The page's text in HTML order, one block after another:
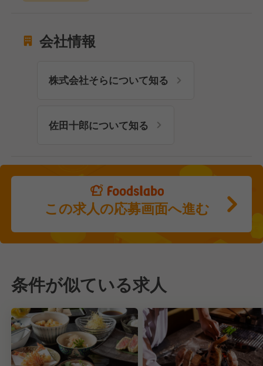
会社情報
株式会社そらについて知る
佐田十郎について知る
この求人の応募画面へ進む
条件が似ている求人